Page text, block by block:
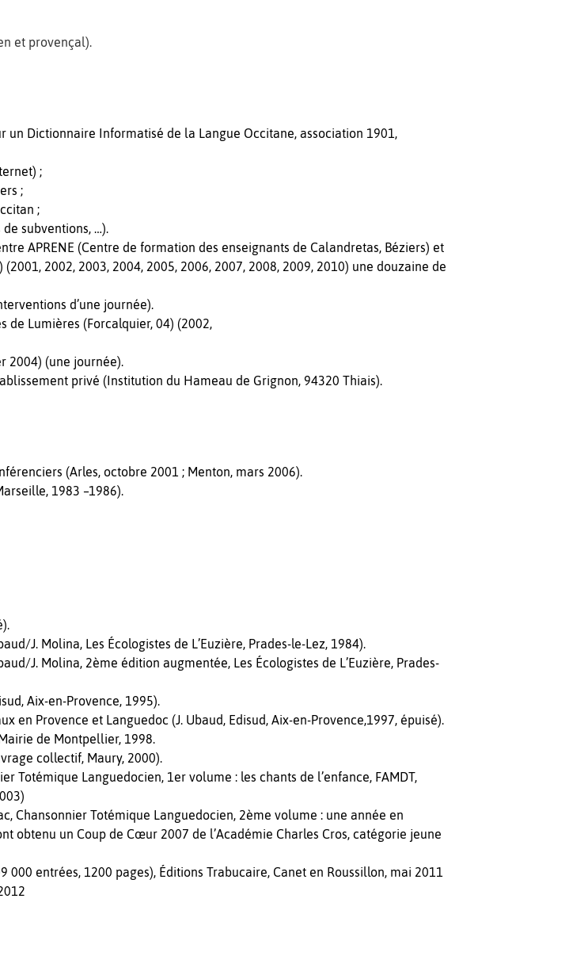
et provençal).
un Dictionnaire Informatisé de la Langue Occitane, association 1901,
;
;
;
de subventions, …).
APRENE (Centre de formation des enseignants de Calandretas, Béziers) et
2002, 2003, 2004, 2005, 2006, 2007, 2008, 2009, 2010) une douzaine de
d’une journée).
de Lumières (Forcalquier, 04) (2002,
2004) (une journée).
privé (Institution du Hameau de Grignon, 94320 Thiais).
(Arles, octobre 2001 ; Menton, mars 2006).
1983 –1986).
J. Molina, Les Écologistes de L’Euzière, Prades-le-Lez, 1984).
J. Molina, 2ème édition augmentée, Les Écologistes de L’Euzière, Prades-
Aix-en-Provence, 1995).
en Provence et Languedoc (J. Ubaud, Edisud, Aix-en-Provence,1997, épuisé).
de Montpellier, 1998.
collectif, Maury, 2000).
Totémique Languedocien, 1er volume : les chants de l’enfance, FAMDT,
Chansonnier Totémique Languedocien, 2ème volume : une année en
obtenu un Coup de Cœur 2007 de l’Académie Charles Cros, catégorie jeune
entrées, 1200 pages), Éditions Trabucaire, Canet en Roussillon, mai 2011